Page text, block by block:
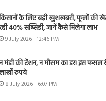
के लिए बड़ी खुशखबरी, फूलों की
40% सब्सिडी, जानें कैसे मिलेगा लाभ
9 July 2026 - 12:46 PM
मंडी की टेंशन, न मौसम का डर! इस फसल
रुपये
8 July 2026 - 6:07 PM